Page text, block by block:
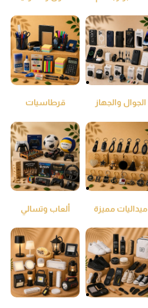
الجوال والجهاز
قرطاسيات
ميداليات مميزة ألعاب وتسالي